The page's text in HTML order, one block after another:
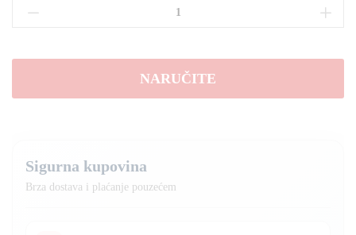
MEIRENDE
2500W
2
NARUČITE
Sigurna kupovina
Brza dostava i plaćanje pouzećem